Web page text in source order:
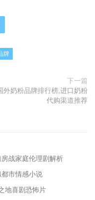
牌
下一篇
外奶粉品牌排行榜,进口奶粉
代购渠道推荐
战家庭伦理剧解析
市情感小说
地喜剧恐怖片